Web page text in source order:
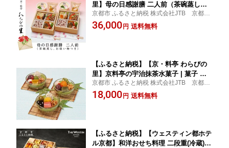
里】母の日感謝膳 二人前（茶碗蒸し、
お吸い物付き）KW-100
京都市 ふるさと納税 株式会社JTB 京都支
店
36,000 円 送料無料
【ふるさと納税】【京・料亭 わらびの
里】京料亭の宇治抹茶水菓子 | 菓子 お
かし 食品 人気 おすすめ 送料無料
京都市 ふるさと納税 株式会社JTB 京都支
店
18,000 円 送料無料
【ふるさと納税】【ウェスティン都ホテ
ル京都】和洋おせち料理 二段重(冷蔵)約